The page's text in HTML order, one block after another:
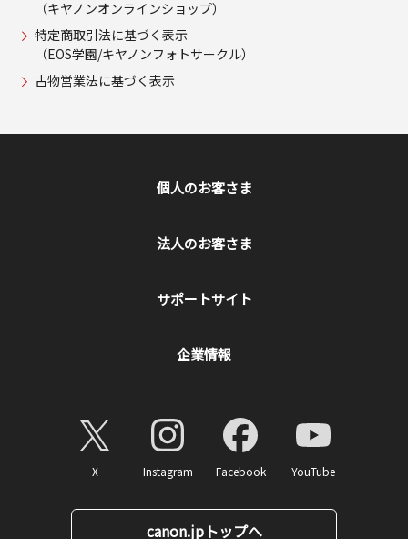
（キヤノンオンラインショップ）
特定商取引法に基づく表示
（EOS学園/キヤノンフォトサークル）
古物営業法に基づく表示
個人のお客さま
法人のお客さま
サポートサイト
企業情報
X Instagram Facebook YouTube
canon.jpトップへ